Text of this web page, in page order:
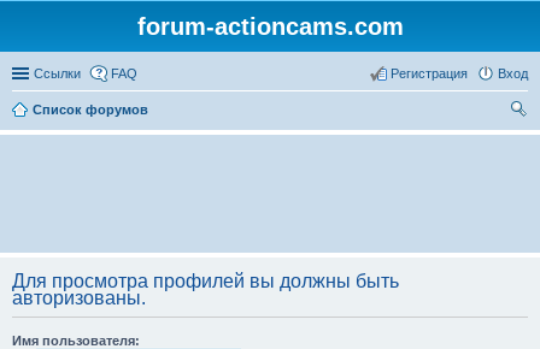
forum-actioncams.com
Ссылки FAQ Вход
Регистрация
Список форумов
ои
Для просмотра профилей вы должны быть
авторизованы.
Имя пользователя: